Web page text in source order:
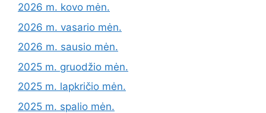
2026 m. kovo mėn.
2026 m. vasario mėn.
2026 m. sausio mėn.
2025 m. gruodžio mėn.
2025 m. lapkričio mėn.
2025 m. spalio mėn.